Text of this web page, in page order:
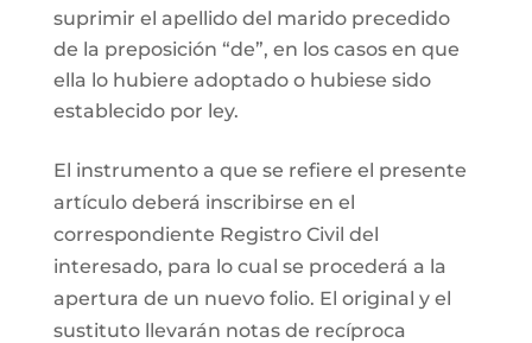
suprimir el apellido del marido precedido
de la preposición “de”, en los casos en que
ella lo hubiere adoptado o hubiese sido
establecido por ley.
El instrumento a que se refiere el presente
artículo deberá inscribirse en el
correspondiente Registro Civil del
interesado, para lo cual se procederá a la
apertura de un nuevo folio. El original y el
sustituto llevarán notas de recíproca